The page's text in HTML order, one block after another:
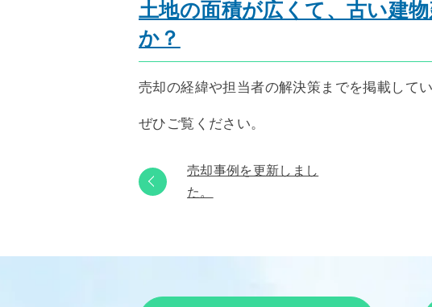
土地の面積が広くて、古い建
か？
売却の経緯や担当者の解決策までを掲載してい
ぜひご覧ください。
売却事例を更新しまし
た。